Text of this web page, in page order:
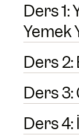
Ders 1:
Yemek
Ders 2:
Ders
Ders 4: